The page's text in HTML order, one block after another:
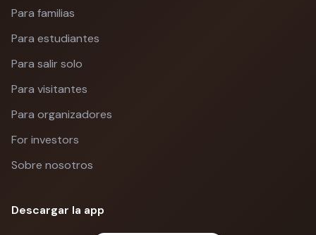
Para familias
Para estudiantes
Para salir solo
Para visitantes
Para organizadores
For investors
Sobre nosotros
Descargar la app